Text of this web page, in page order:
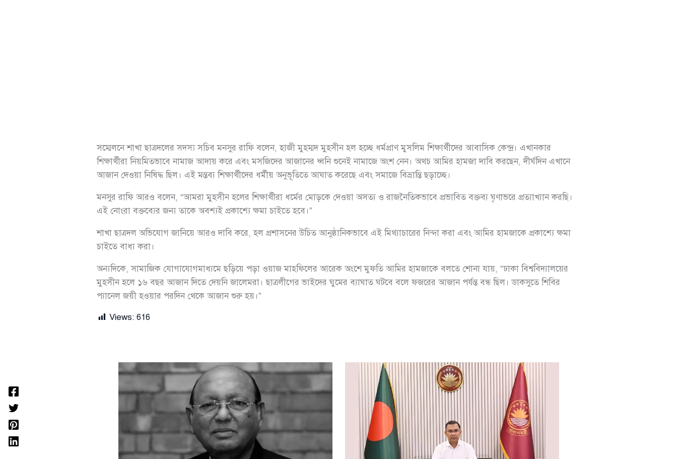
সম্মেলনে শাখা ছাত্রদলের সদস্য সচিব মনসুর রাফি বলেন, হাজী মুহম্মদ মুহসীন হল হচ্ছে ধর্মপ্রাণ মুসলিম শিক্ষার্থীদের আবাসিক কেন্দ্র। এখানকার
শিক্ষার্থীরা নিয়মিতভাবে নামাজ আদায় করে এবং মসজিদের আজানের ধ্বনি শুনেই নামাজে অংশ নেন। অথচ আমির হামজা দাবি করছেন, দীর্ঘদিন এখানে
আজান দেওয়া নিষিদ্ধ ছিল। এই মন্তব্য শিক্ষার্থীদের ধর্মীয় অনুভূতিতে আঘাত করেছে এবং সমাজে বিভ্রান্তি ছড়াচ্ছে।
মনসুর রাফি আরও বলেন, “আমরা মুহসীন হলের শিক্ষার্থীরা ধর্মের মোড়কে দেওয়া অসত্য ও রাজনৈতিকভাবে প্রভাবিত বক্তব্য ঘৃণাভরে প্রত্যাখ্যান করছি।
এই নোংরা বক্তব্যের জন্য তাকে অবশ্যই প্রকাশ্যে ক্ষমা চাইতে হবে।”
শাখা ছাত্রদল অভিযোগ জানিয়ে আরও দাবি করে, হল প্রশাসনের উচিত আনুষ্ঠানিকভাবে এই মিথ্যাচারের নিন্দা করা এবং আমির হামজাকে প্রকাশ্যে ক্ষমা
চাইতে বাধ্য করা।
অন্যদিকে, সামাজিক যোগাযোগমাধ্যমে ছড়িয়ে পড়া ওয়াজ মাহফিলের আরেক অংশে মুফতি আমির হামজাকে বলতে শোনা যায়, “ঢাকা বিশ্ববিদ্যালয়ের
মুহসীন হলে ১৬ বছর আজান দিতে দেয়নি জালেমরা। ছাত্রলীগের ভাইদের ঘুমের ব্যাঘাত ঘটবে বলে ফজরের আজান পর্যন্ত বন্ধ ছিল। ডাকসুতে শিবির
প্যানেল জয়ী হওয়ার পরদিন থেকে আজান শুরু হয়।”
Views: 616